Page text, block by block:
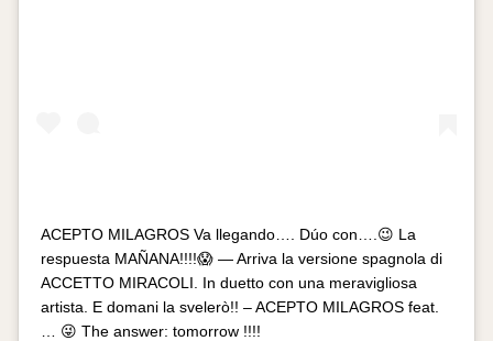
ACEPTO MILAGROS Va llegando…. Dúo con….😉 La
respuesta MAÑANA!!!!😱 — Arriva la versione spagnola di
ACCETTO MIRACOLI. In duetto con una meravigliosa
artista. E domani la svelerò!! – ACEPTO MILAGROS feat.
… 😜 The answer: tomorrow !!!!